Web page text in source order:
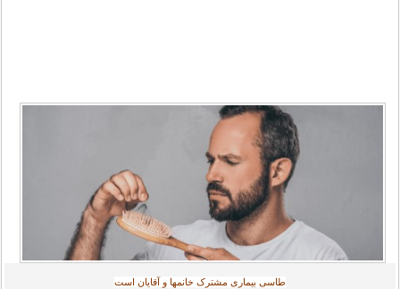
طاسی بیماری مشترک خانمها و آقایان است‎